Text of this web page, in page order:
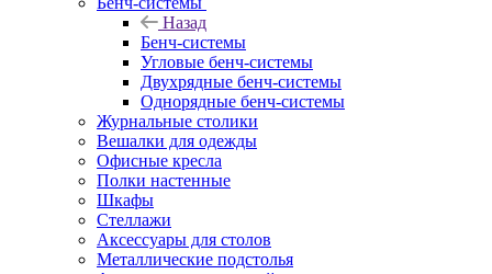
Назад
Бенч-системы
Угловые бенч-системы
Двухрядные бенч-системы
Однорядные бенч-системы
Журнальные столики
Вешалки для одежды
Офисные кресла
Полки настенные
Шкафы
Стеллажи
Аксессуары для столов
Металлические подстолья